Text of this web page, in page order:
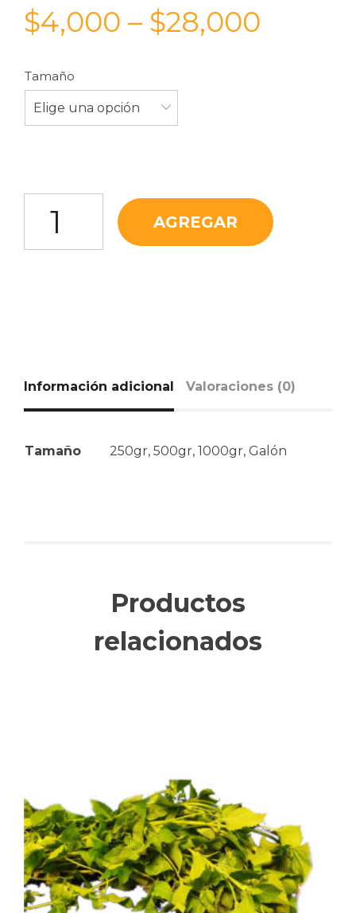
$4,000 – $28,000
Tamaño
Elige una opción
AGREGAR
Información adicional Valoraciones (0)
Tamaño 250gr, 500gr, 1000gr, Galón
Productos
relacionados